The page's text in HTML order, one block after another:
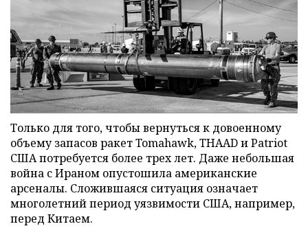
Только для того, чтобы вернуться к довоенному
объему запасов ракет Tomahawk, THAAD и Patriot
США потребуется более трех лет. Даже небольшая
война с Ираном опустошила американские
арсеналы. Сложившаяся ситуация означает
многолетний период уязвимости США, например,
перед Китаем.